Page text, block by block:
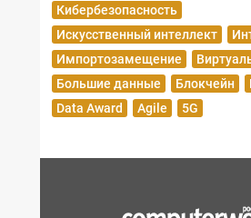
Кибербезопасность
Искусственный интеллект
Импортозамещение
Большие данные
Блокчейн
Data Award
Agile 5G